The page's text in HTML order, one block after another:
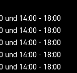
und 14:00 - 18:00
und 14:00 - 18:00
und 14:00 - 18:00
und 14:00 - 18:00
und 14:00 - 18:00